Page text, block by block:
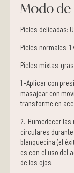
Modo de
Pieles delicadas:
Pieles normales:
Pieles mixtas-
1.-Aplicar con
masajear con
transforme en
2.-Humedecer
circulares
blanquecina (el
es con el uso del
de los ojos.